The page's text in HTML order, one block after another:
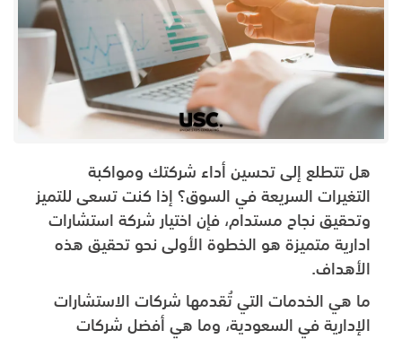
هل تتطلع إلى تحسين أداء شركتك ومواكبة
التغيرات السريعة في السوق؟ إذا كنت تسعى للتميز
وتحقيق نجاح مستدام، فإن اختيار شركة استشارات
ادارية متميزة هو الخطوة الأولى نحو تحقيق هذه
الأهداف.
ما هي الخدمات التي تُقدمها شركات الاستشارات
الإدارية في السعودية، وما هي أفضل شركات